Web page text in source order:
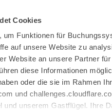
Cookies
um Funktionen für
auf unsere Website zu
Website an unsere Partner
diese Informationen
oder die sie im Rahmen
und
und unserem Gastflügel. Ihre
Spenden